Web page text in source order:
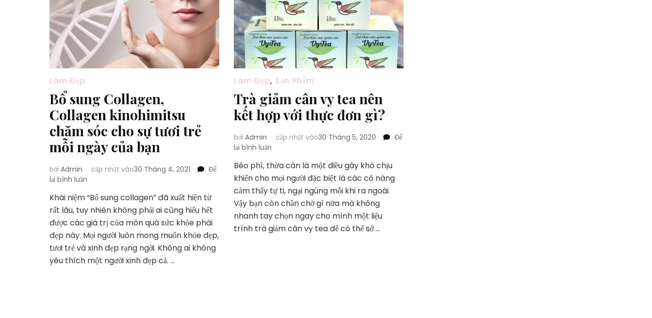
Làm Đẹp
Bổ sung Collagen,
Collagen kinohimitsu
chăm sóc cho sự tươi trẻ
mỗi ngày của bạn
bởi Admin cập nhật vào30 Tháng 4, 2021
Để
lại bình luận
sung
Collagen,
Collagen
kinohimitsu
chăm
sóc
cho
Khái niệm “Bổ sung collagen” đã xuất hiện từ
rất lâu, tuy nhiên không phải ai cũng hiểu hết
được các giá trị của món quà sức khỏe phái
đẹp này. Mọi người luôn mong muốn khỏe đẹp,
tươi trẻ và xinh đẹp rạng ngời. Không ai không
yêu thích một người xinh đẹp cả. …
Làm Đẹp, Sản Phẩm
Trà giảm cân vy tea nên
kết hợp với thực đơn gì?
bởi Admin cập nhật vào30 Tháng 5, 2020
Để
lại bình luậntại
giảm
cân
vy
tea
nên
kết
hợp
Béo phì, thừa cân là một điều gây khó chịu
khiến cho mọi người đặc biệt là các cô nàng
cảm thấy tự ti, ngại ngùng mỗi khi ra ngoài.
Vậy bạn còn chần chờ gì nữa mà không
nhanh tay chọn ngay cho mình một liệu
trình trà giảm cân vy tea để có thể sở …